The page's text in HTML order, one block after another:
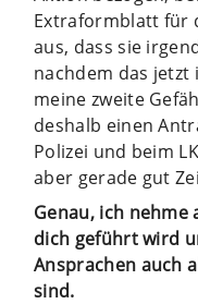
Extraformblatt für
aus, dass sie
nachdem das jetzt
meine zweite
deshalb einen
Polizei und beim
aber gerade gut
Genau, ich nehme
dich geführt wird
Ansprachen auch
sind.